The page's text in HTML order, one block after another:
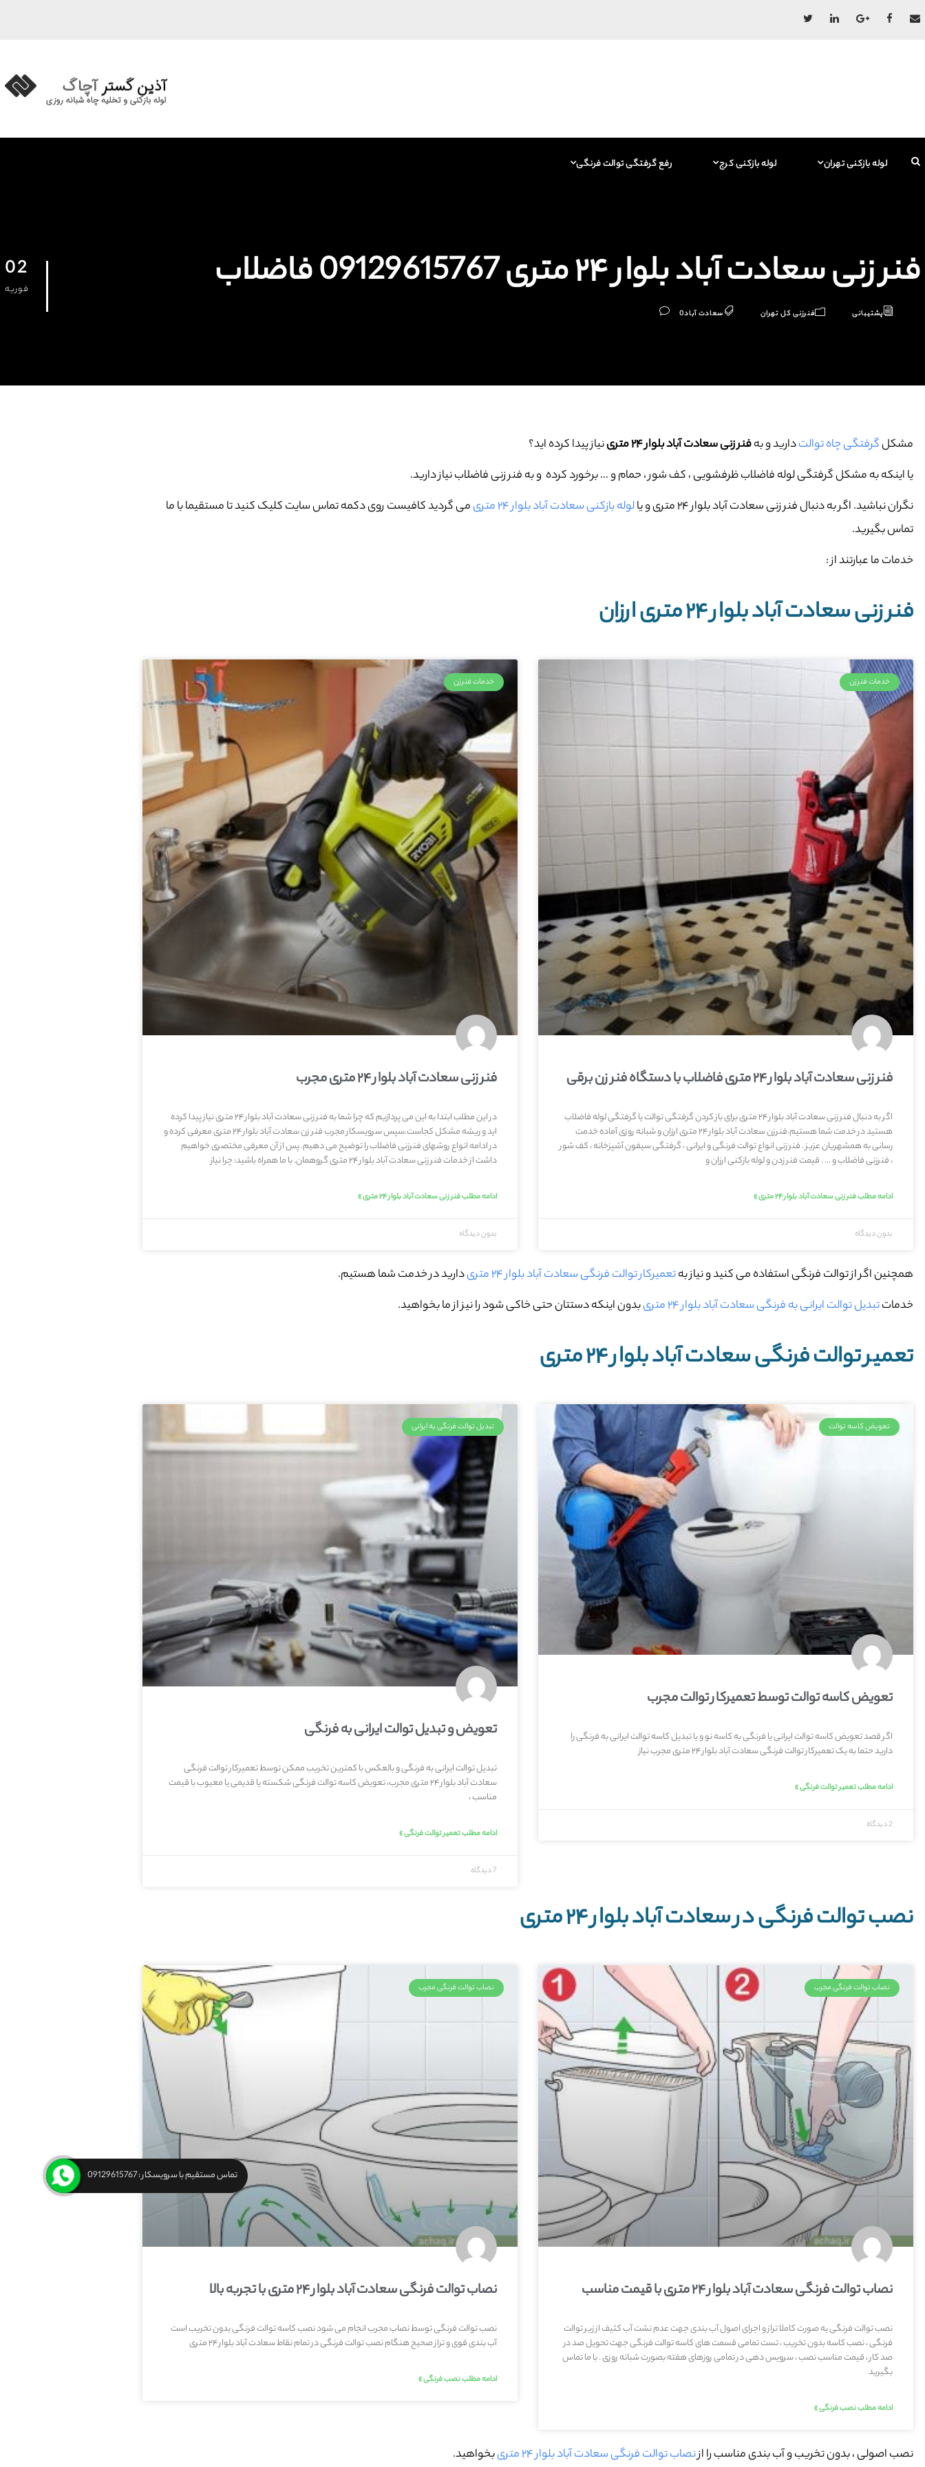
رفع گرفتگی توالت فرنگی لوله بازکنی کرج لوله بازکنی تهران
02
فوریه فنر زنی سعادت آباد بلوار ۲۴ متری 09129615767 فاضلاب
پشتیبانی فنرزنی کل تهران سعادت آباد0
مشکلگرفتگی چاه توالتدارید و بهفنر زنی سعادت آباد بلوار ۲۴ متری
نیاز پیدا کرده اید؟
یا اینکه به مشکل گرفتگی لوله فاضلاب ظرفشویی ، کف شور ، حمام و … برخورد کرده و به فنر زنی فاضلاب نیاز دارید.
نگران نباشید. اگر به دنبال فنر زنی سعادت آباد بلوار ۲۴ متری و یا
لوله بازکنی سعادت آباد بلوار ۲۴ متری
می گردید کافیست روی دکمه تماس سایت کلیک کنید تا مستقیما با ما
تماس بگیرید.
خدمات ما عبارتند از :
فنر زنی سعادت آباد بلوار ۲۴ متری ارزان
خدمات فنرزن
فنر زنی سعادت آباد بلوار ۲۴ متری فاضلاب با دستگاه فنر زن برقی
اگر به دنبال فنر زنی سعادت آباد بلوار ۲۴ متری برای باز کردن گرفتگی توالت یا گرفتگی لوله فاضلاب
هستید در خدمت شما هستیم.فنرزن سعادت آباد بلوار ۲۴ متری ارزان و شبانه روزی آماده خدمت
رسانی به همشهریان عزیز . فنر زنی انواع توالت فرنگی و ایرانی ، گرفتگی سیفون آشپزخانه ، کف شور
، فنرزنی فاضلاب و … . قیمت فنر زدن و لوله بازکنی ارزان و
ادامه مطلب فنر زنی سعادت آباد بلوار ۲۴ متری »
بدون دیدگاه
خدمات فنرزن
فنر زنی سعادت آباد بلوار ۲۴ متری مجرب
در این مطلب ابتدا به این می پردازیم که چرا شما به فنر زنی سعادت آباد بلوار ۲۴ متری نیاز پیدا کرده
اید و ریشه مشکل کجاست.سپس سرویسکار مجرب فنر زن سعادت آباد بلوار ۲۴ متری معرفی کرده و
در ادامه انواع روشهای فنرزنی فاضلاب را توضیح می دهیم. پس از آن معرفی مختصری خواهیم
داشت از خدمات فنر زنی سعادت آباد بلوار ۲۴ متری گروهمان. با ما همراه باشید: چرا نیاز
ادامه مطلب فنر زنی سعادت آباد بلوار ۲۴ متری »
بدون دیدگاه
همچنین اگر از توالت فرنگی استفاده می کنید و نیاز بهتعمیرکار توالت فرنگی سعادت آباد بلوار ۲۴ متری
دارید در خدمت شما هستیم.
خدماتتبدیل توالت ایرانی به فرنگی سعادت آباد بلوار ۲۴ متری بدون اینکه دستتان حتی خاکی شود را نیز از ما بخواهید.
تعمیر توالت فرنگی سعادت آباد بلوار ۲۴ متری
تعویض کاسه توالت
تعویض کاسه توالت توسط تعمیرکار توالت مجرب
اگر قصد تعویض کاسه توالت ایرانی یا فرنگی به کاسه نو و یا تبدیل کاسه توالت ایرانی به فرنگی را
دارید حتما به یک تعمیرکار توالت فرنگی سعادت آباد بلوار ۲۴ متری مجرب نیاز
ادامه مطلب تعمیر توالت فرنگی »
2 دیدگاه
تبدیل توالت فرنگی به ایرانی
تعویض و تبدیل توالت ایرانی به فرنگی
تبدیل توالت ایرانی به فرنگی و بالعکس با کمترین تخریب ممکن توسط تعمیرکار توالت فرنگی
سعادت آباد بلوار ۲۴ متری مجرب، تعویض کاسه توالت فرنگی شکسته یا قدیمی یا معیوب با قیمت
مناسب ،
ادامه مطلب تعمیر توالت فرنگی »
7 دیدگاه
نصب توالت فرنگی در سعادت آباد بلوار ۲۴ متری
نصاب توالت فرنگی مجرب
نصاب توالت فرنگی سعادت آباد بلوار ۲۴ متری با قیمت مناسب
نصب توالت فرنگی به صورت کاملا تراز و اجرای اصول آب بندی جهت عدم نشت آب کثیف از زیر توالت
فرنگی ، نصب کاسه بدون تخریب ، تست تمامی قسمت های کاسه توالت فرنگی جهت تحویل صد در
صد کار ، قیمت مناسب نصب ، سرویس دهی در تمامی روزهای هفته بصورت شبانه روزی . با ما تماس
بگیرید
ادامه مطلب نصب فرنگی »
نصاب توالت فرنگی مجرب
نصاب توالت فرنگی سعادت آباد بلوار ۲۴ متری با تجربه بالا
نصب توالت فرنگی توسط نصاب مجرب انجام می شود نصب کاسه توالت فرنگی بدون تخریب است
آب بندی قوی و تراز صحیح هنگام نصب توالت فرنگی در تمام نقاط سعادت آباد بلوار ۲۴ متری
ادامه مطلب نصب فرنگی »
نصب اصولی ، بدون تخریب و آب بندی مناسب را ازنصاب توالت فرنگی سعادت آباد بلوار ۲۴ متری بخواهید.
تماس مستقیم با سرویسکار : 09129615767